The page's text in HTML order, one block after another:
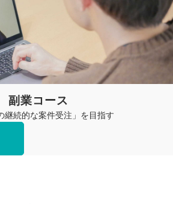
副業コース
継続的な案件受注」を目指す